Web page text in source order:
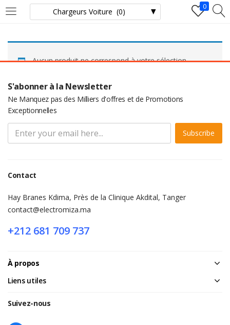
0
LOGIN
Enter your username and password to login.
Remember me
Lost password?
Aucun produit ne correspond à votre sélection.
S'abonner à la Newsletter
Ne Manquez pas des Milliers d'offres et de Promotions
Exceptionnelles
Subscribe
Contact
Hay Branes Kdima, Près de la Clinique Akdital, Tanger
contact@electromiza.ma
+212 681 709 737
À propos
Liens utiles
Suivez-nous